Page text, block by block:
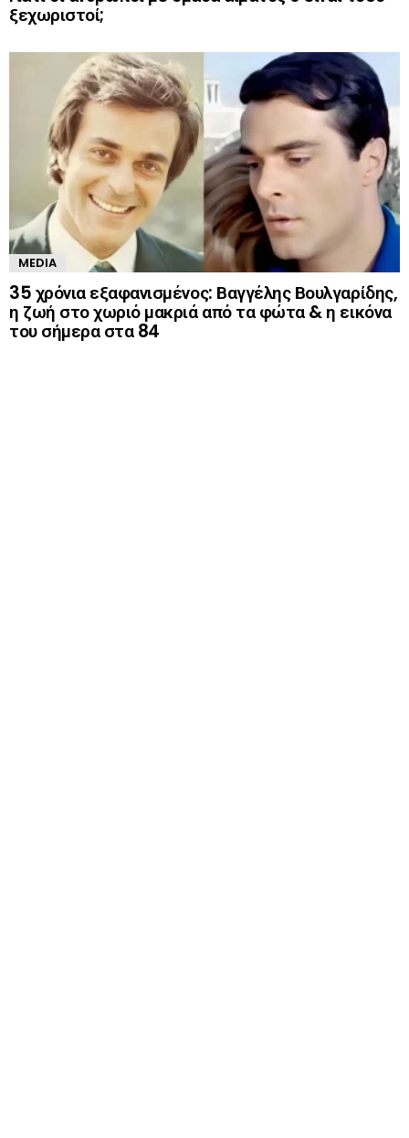
ξεχωριστοί;
MEDIA
35 χρόνια εξαφανισμένος: Βαγγέλης Βουλγαρίδης,
η ζωή στο χωριό μακριά από τα φώτα & η εικόνα
του σήμερα στα 84